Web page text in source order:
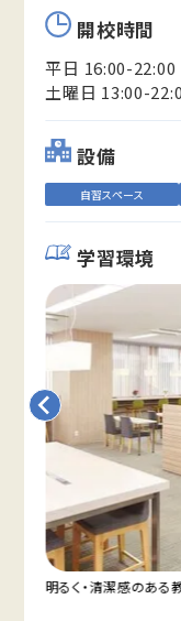
開校時間
平日 16:00-22:00
土曜日 13:00-
設備
自習スペース
学習環境
明るく・清潔感のある